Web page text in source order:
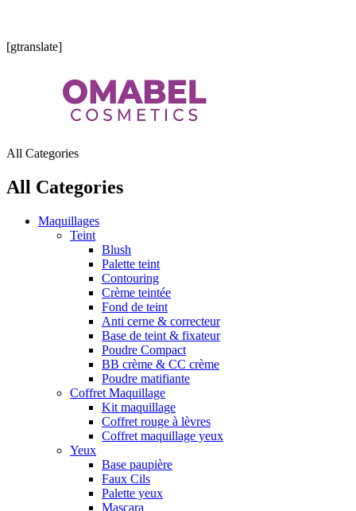
[gtranslate]
All Categories
All Categories
Maquillages
Teint
Blush
Palette teint
Contouring
Crème teintée
Fond de teint
Anti cerne & correcteur
Base de teint & fixateur
Poudre Compact
BB crème & CC crème
Poudre matifiante
Coffret Maquillage
Kit maquillage
Coffret rouge à lèvres
Coffret maquillage yeux
Yeux
Base paupière
Faux Cils
Palette yeux
Mascara